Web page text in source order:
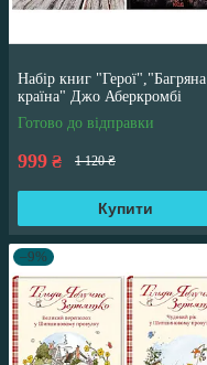
Набір книг "Герої","Багряна
країна" Джо Аберкромбі
Готово до відправки
999 ₴ 1 120 ₴
Купити
–9%